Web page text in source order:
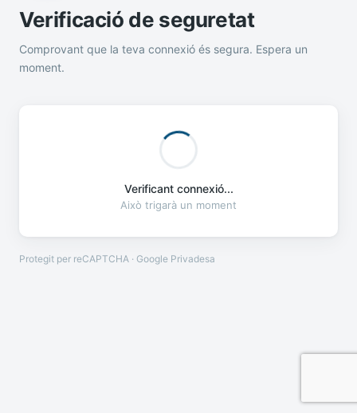
Verificació de seguretat
Comprovant que la teva connexió és segura. Espera un
moment.
Verificant connexió...
Això trigarà un moment
Protegit per reCAPTCHA · Google Privadesa